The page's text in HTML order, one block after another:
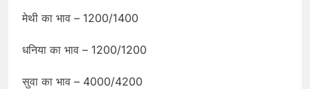
मेथी का भाव – 1200/1400
धनिया का भाव – 1200/1200
सुवा का भाव – 4000/4200